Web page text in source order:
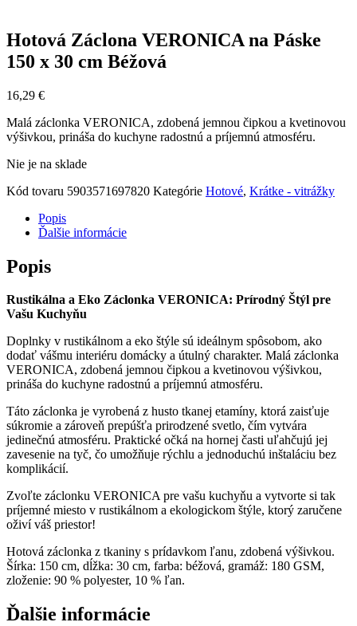
Hotová Záclona VERONICA na Páske
150 x 30 cm Béžová
16,29 €
Malá záclonka VERONICA, zdobená jemnou čipkou a kvetinovou
výšivkou, prináša do kuchyne radostnú a príjemnú atmosféru.
Nie je na sklade
Kód tovaru 5903571697820 Kategórie Hotové, Krátke - vitrážky
Popis
Ďalšie informácie
Popis
Rustikálna a Eko Záclonka VERONICA: Prírodný Štýl pre
Vašu Kuchyňu
Doplnky v rustikálnom a eko štýle sú ideálnym spôsobom, ako
dodať vášmu interiéru domácky a útulný charakter. Malá záclonka
VERONICA, zdobená jemnou čipkou a kvetinovou výšivkou,
prináša do kuchyne radostnú a príjemnú atmosféru.
Táto záclonka je vyrobená z husto tkanej etamíny, ktorá zaisťuje
súkromie a zároveň prepúšťa prirodzené svetlo, čím vytvára
jedinečnú atmosféru. Praktické očká na hornej časti uľahčujú jej
zavesenie na tyč, čo umožňuje rýchlu a jednoduchú inštaláciu bez
komplikácií.
Zvoľte záclonku VERONICA pre vašu kuchyňu a vytvorte si tak
príjemné miesto v rustikálnom a ekologickom štýle, ktorý zaručene
oživí váš priestor!
Hotová záclonka z tkaniny s prídavkom ľanu, zdobená výšivkou.
Šírka: 150 cm, dĺžka: 30 cm, farba: béžová, gramáž: 180 GSM,
zloženie: 90 % polyester, 10 % ľan.
Ďalšie informácie